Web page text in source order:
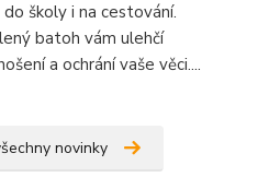
školy i na cestování.
batoh vám ulehčí
a ochrání vaše věci....
novinky